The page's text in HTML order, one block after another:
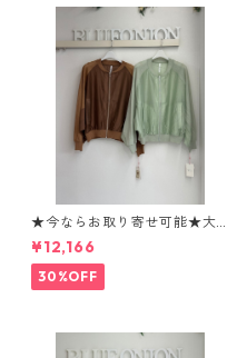
★今ならお取り寄せ可能★大
人気★ニット切替シアーブル
ゾン 80268339 Dignité colli
er
¥12,166
30%OFF